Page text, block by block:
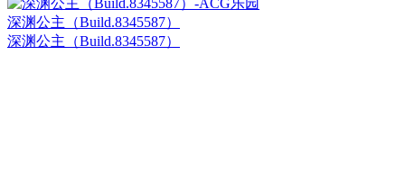
深渊公主（Build.8345587）
深渊公主（Build.8345587）